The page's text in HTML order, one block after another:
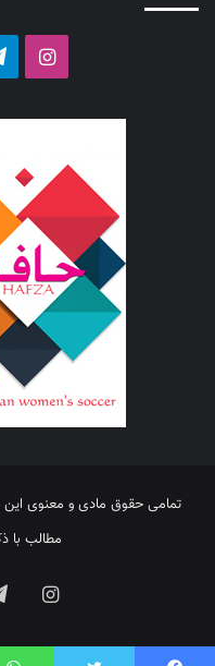
تمامی حقوق مادی و معنوی این
مطالب با